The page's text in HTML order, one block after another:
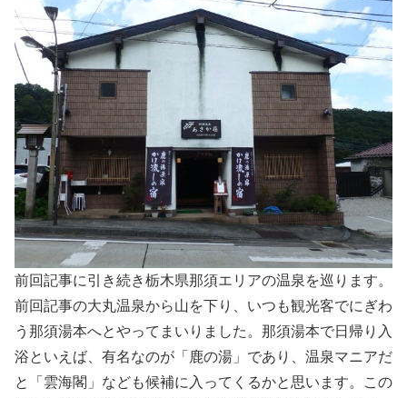
前回記事に引き続き栃木県那須エリアの温泉を巡ります。
前回記事の大丸温泉から山を下り、いつも観光客でにぎわ
う那須湯本へとやってまいりました。那須湯本で日帰り入
浴といえば、有名なのが「鹿の湯」であり、温泉マニアだ
と「雲海閣」なども候補に入ってくるかと思います。この